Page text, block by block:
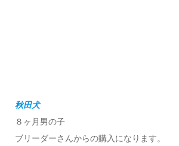
秋田犬
８ヶ月男の子
ブリーダーさんからの購入になります。